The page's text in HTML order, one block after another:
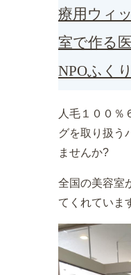
療用ウィ
室で作る
NPOふく
人毛１００％
グを取り扱う
ませんか?
全国の美容室
てくれていま